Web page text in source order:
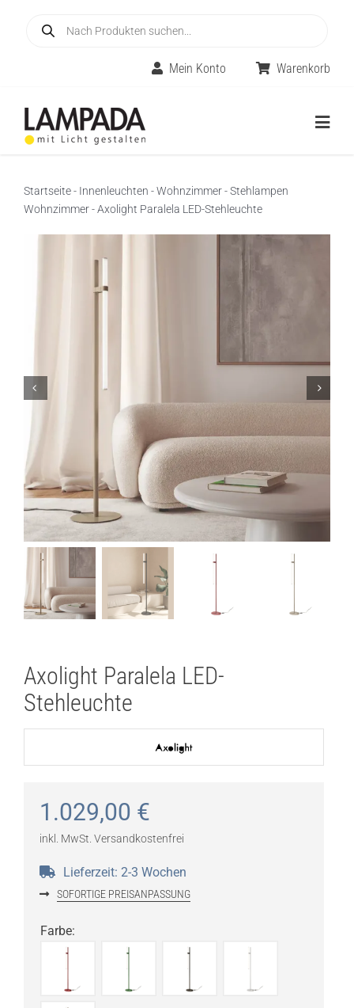
search
Mein Konto Warenkorb
Online-Shop
Lichtplanung
Marken
Ratgeber
Startseite- Innenleuchten -Wohnzimmer-Stehlampen
Wohnzimmer-Axolight Paralela LED-Stehleuchte
Axolight Paralela LED-
Stehleuchte
1.029,00 €
inkl. MwSt. Versandkostenfrei
Lieferzeit: 2-3 Wochen
SOFORTIGE PREISANPASSUNG
Farbe: